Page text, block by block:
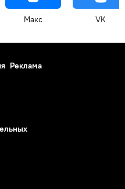
Макс VK
Реклама